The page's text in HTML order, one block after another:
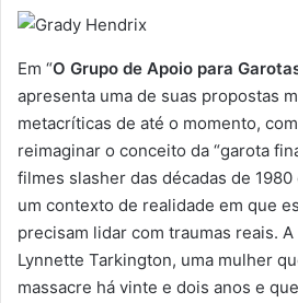
Em “O Grupo de Apoio para
apresenta uma de suas propostas
metacríticas de até o momento,
reimaginar o conceito da “garota
filmes slasher das décadas de
um contexto de realidade em que
precisam lidar com traumas reais.
Lynnette Tarkington, uma mulher
massacre há vinte e dois anos e